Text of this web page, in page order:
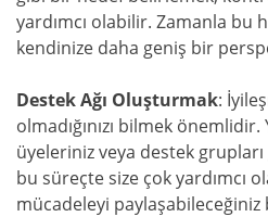
yardımcı olabilir. Zamanla bu
kendinize daha geniş bir
Destek Ağı Oluşturmak:
olmadığınızı bilmek önemlidir.
üyeleriniz veya destek
bu süreçte size çok yardımcı
mücadeleyi